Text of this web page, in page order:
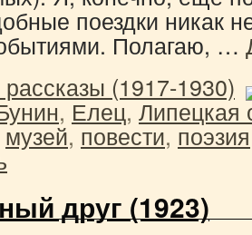
поездки никак
Полагаю, …
(1917-1930)
,Елец,Липецкая
музей,повести,поэзия
друг (1923)